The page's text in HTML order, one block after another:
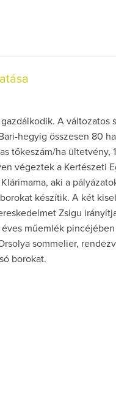
A változatos
hegyig összesen 80
tőkeszám/ha ültetvény,
végeztek a Kertészeti
aki a
készítik. A két
Zsigu
műemlék pincéjében
sommelier,
borokat.